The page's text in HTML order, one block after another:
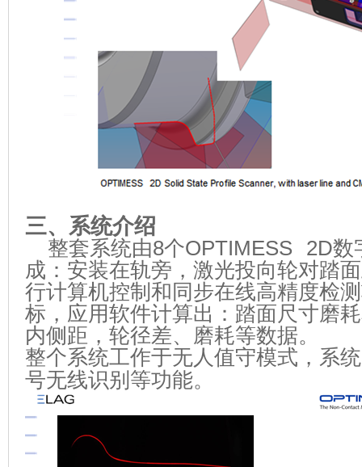
三、系统介绍
整套系统由8个OPTIMESS 2D数
成：安装在轨旁，激光投向轮对踏
行计算机控制和同步在线高精度检
标，应用软件计算出：踏面尺寸磨
内侧距，轮径差、磨耗等数据。
整个系统工作于无人值守模式，系
号无线识别等功能。